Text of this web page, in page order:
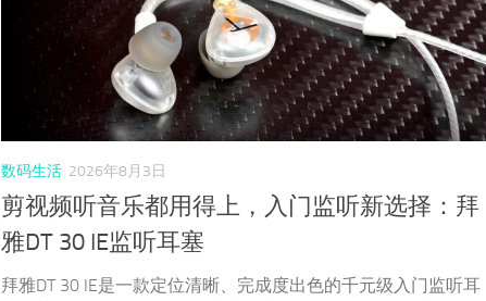
数码生活 2026年8月3日
剪视频听音乐都用得上，入门监听新选择：拜
雅DT 30 IE监听耳塞